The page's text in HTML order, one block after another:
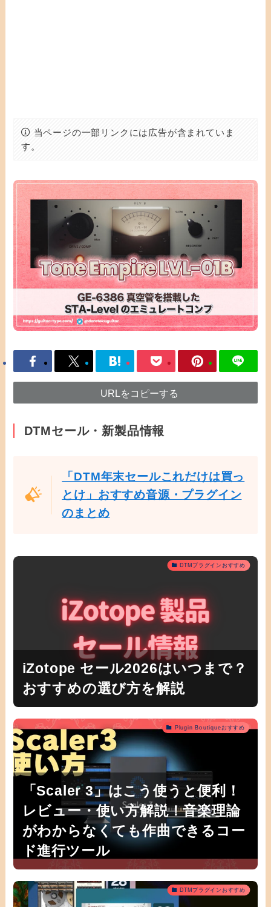
当ページの一部リンクには広告が含まれていま
す。
URLをコピーする
DTMセール・新製品情報
「DTM年末セールこれだけは買っ
とけ」おすすめ音源・プラグイン
のまとめ
DTMプラグインおすすめ
iZotope セール2026はいつまで？
おすすめの選び方を解説
Plugin Boutiqueおすすめ
「Scaler 3」はこう使うと便利！
レビュー・使い方解説！音楽理論
がわからなくても作曲できるコー
ド進行ツール
DTMプラグインおすすめ